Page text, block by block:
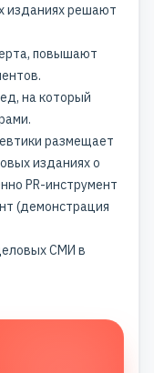
изданиях решают
повышают
на который
размещает
изданиях о
PR-инструмент
(демонстрация
СМИ в